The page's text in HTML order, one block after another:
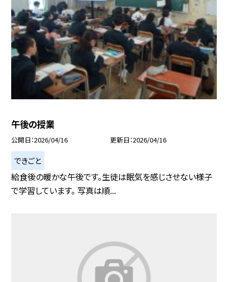
午後の授業
公開日 2026/04/16 更新日 2026/04/16
できごと
給食後の暖かな午後です。生徒は眠気を感じさせない様子
で学習しています。 写真は順...